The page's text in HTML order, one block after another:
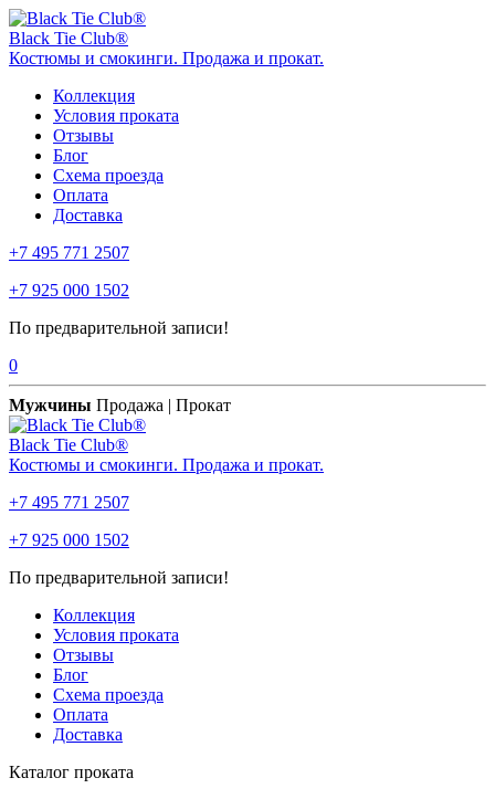
Black Tie Club®
Костюмы и смокинги. Продажа и прокат.
Коллекция
Условия проката
Отзывы
Блог
Схема проезда
Оплата
Доставка
+7 495 771 2507
+7 925 000 1502
По предварительной записи!
0
Мужчины Продажа | Прокат
Black Tie Club®
Костюмы и смокинги. Продажа и прокат.
+7 495 771 2507
+7 925 000 1502
По предварительной записи!
Коллекция
Условия проката
Отзывы
Блог
Схема проезда
Оплата
Доставка
Каталог проката